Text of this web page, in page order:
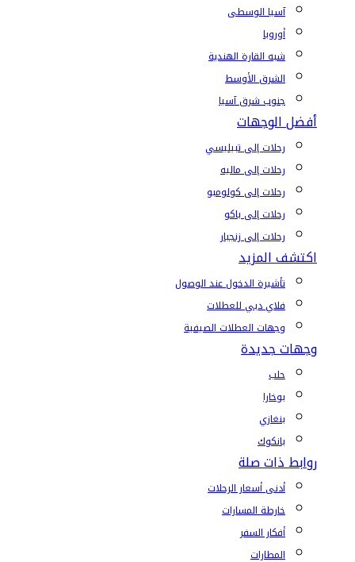
آسيا الوسطى
أوروبا
شبه القارة الهندية
الشرق الأوسط
جنوب شرق آسيا
أفضل الوجهات
رحلات إلى تبيليسي
رحلات إلى ماليه
رحلات إلى كولومبو
رحلات إلى باكو
رحلات إلى زنجبار
اكتشف المزيد
تأشيرة الدخول عند الوصول
فلاي دبي للعطلات
وجهات العطلات الصيفية
وجهات جديدة
حلب
بوخارا
بنغازي
بانكوك
روابط ذات صلة
أدنى أسعار الرحلات
خارطة المسارات
أفكار السفر
المطارات